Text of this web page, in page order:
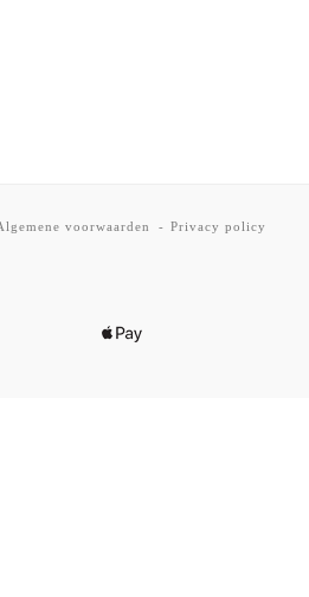
voorwaarden Privacy policy